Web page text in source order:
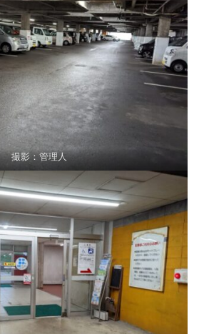
撮影：管理人